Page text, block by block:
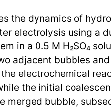
the dynamics of
electrolysis using a
in a 0.5 M H₂SO₄
adjacent bubbles
electrochemical
the initial
merged bubble,